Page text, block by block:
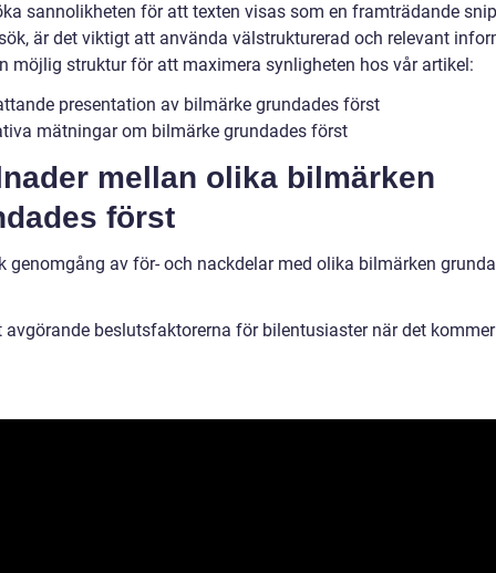
sannolikheten för att texten visas som en framträdande
är det viktigt att använda välstrukturerad och relevant
möjlig struktur för att maximera synligheten hos vår artikel:
presentation av bilmärke grundades först
mätningar om bilmärke grundades först
mellan olika bilmärken
först
genomgång av för- och nackdelar med olika bilmärken
avgörande beslutsfaktorerna för bilentusiaster när det